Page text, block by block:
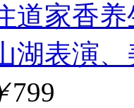
道家香
湖表演
799